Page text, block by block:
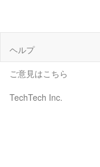
ヘルプ
ご意見はこちら
TechTech Inc.